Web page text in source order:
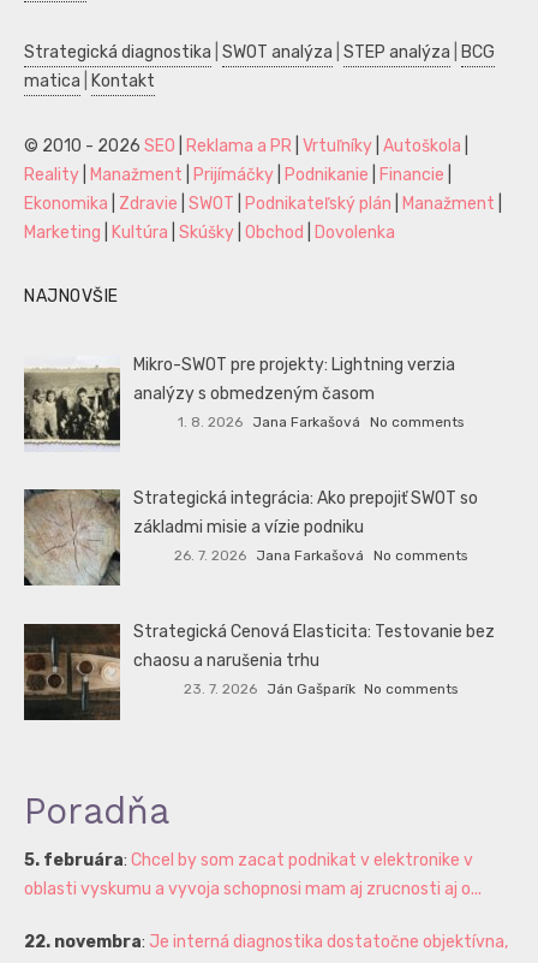
Strategická diagnostika SWOT analýza STEP analýza
BCG
matica
Kontakt
© 2010 - 2026 SEO Reklama a PR Vrtuľníky Autoškola
Reality
Manažment Prijímáčky Podnikanie Financie
Ekonomika
Zdravie SWOT Podnikateľský plán Manažment
Marketing
Kultúra Skúšky Obchod Dovolenka
NAJNOVŠIE
Mikro-SWOT pre projekty: Lightning verzia
analýzy s obmedzeným časom
1. 8. 2026 Jana Farkašová No comments
Strategická integrácia: Ako prepojiť SWOT so
základmi misie a vízie podniku
26. 7. 2026 Jana Farkašová No comments
Strategická Cenová Elasticita: Testovanie bez
chaosu a narušenia trhu
23. 7. 2026 Ján Gašparík No comments
Poradňa
5. februára: Chcel by som zacat podnikat v elektronike v
oblasti vyskumu a vyvoja schopnosi mam aj zrucnosti aj o...
22. novembra: Je interná diagnostika dostatočne objektívna,